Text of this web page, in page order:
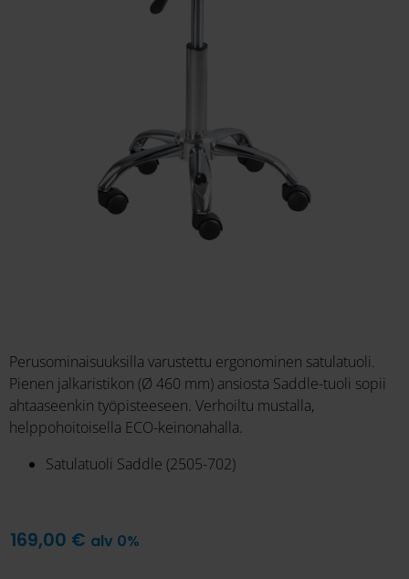
Perusominaisuuksilla varustettu ergonominen satulatuoli.
Pienen jalkaristikon (Ø 460 mm) ansiosta Saddle-tuoli sopii
ahtaaseenkin työpisteeseen. Verhoiltu mustalla,
helppohoitoisella ECO-keinonahalla.
Satulatuoli Saddle (2505-702)
169,00 € alv 0%